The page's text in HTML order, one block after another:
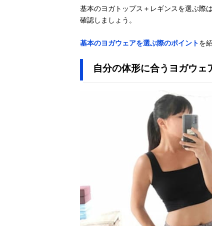
基本のヨガトップス＋レギンスを選ぶ際
確認しましょう。
基本のヨガウェアを選ぶ際のポイントを
自分の体形に合うヨガウェ